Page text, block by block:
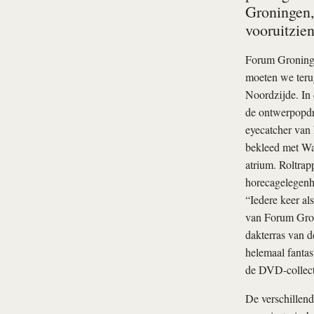
Forum
moeten we
Noordzijde. In
de
eyecatcher
bekleed met
atrium.
“Iedere keer
van Forum
dakterras van
helemaal
de DVD-
De